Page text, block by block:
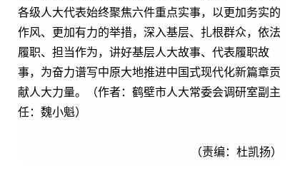
各级人大代表始终聚焦六件重点实事，以更加务实的
作风、更加有力的举措，深入基层、扎根群众，依法
履职、担当作为，讲好基层人大故事、代表履职故
事，为奋力谱写中原大地推进中国式现代化新篇章贡
献人大力量。（作者：鹤壁市人大常委会调研室副主
任：魏小魁）
（责编：杜凯扬）